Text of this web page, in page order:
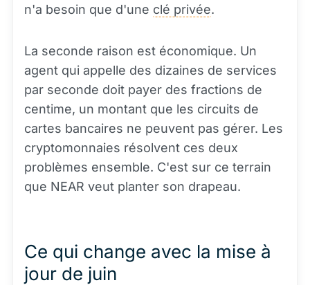
n'a besoin que d'une clé privée.
La seconde raison est économique. Un
agent qui appelle des dizaines de services
par seconde doit payer des fractions de
centime, un montant que les circuits de
cartes bancaires ne peuvent pas gérer. Les
cryptomonnaies résolvent ces deux
problèmes ensemble. C'est sur ce terrain
que NEAR veut planter son drapeau.
Ce qui change avec la mise à
jour de juin